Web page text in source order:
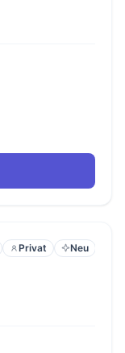
Privat Neu